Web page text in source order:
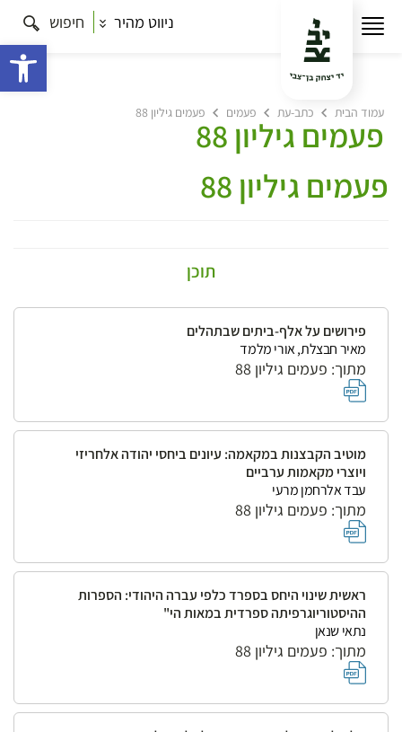
ניווט מהיר חיפוש
עמוד הבית כתב-עת פעמים פעמים גיליון 88
פעמים גיליון 88
פעמים גיליון 88
תוכן
פירושים על אלף-ביתים שבתהלים
מאיר חבצלת, אורי מלמד
מתוך: פעמים גיליון 88
מוטיב הקבצנות במקאמה: עיונים ביחסי יהודה אלחריזי
ויוצרי מקאמות ערביים
עבד אלרחמן מרעי
מתוך: פעמים גיליון 88
ראשית שינוי היחס בספרד כלפי עברה היהודי: הספרות
ההיסטוריוגרפיתה ספרדית במאות הי"
נתאי שנאן
מתוך: פעמים גיליון 88